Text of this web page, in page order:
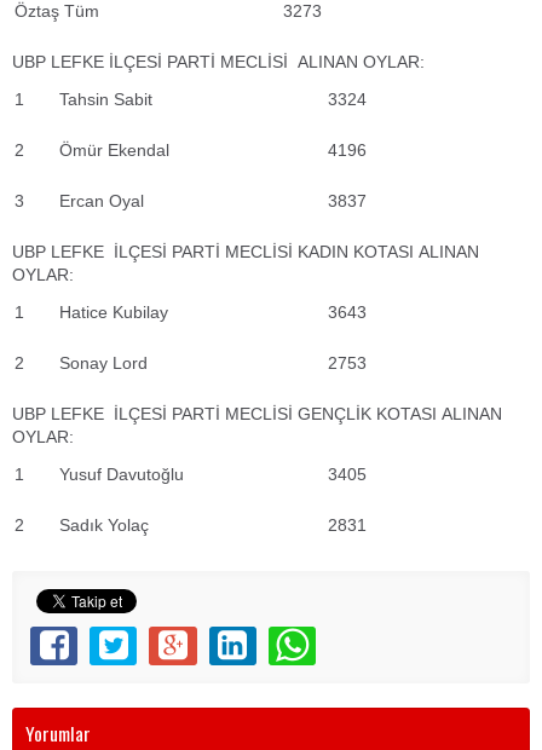
Öztaş Tüm 3273
UBP LEFKE İLÇESİ PARTİ MECLİSİ ALINAN OYLAR:
1
Tahsin Sabit 3324
2 Ömür Ekendal 4196
3 Ercan Oyal 3837
UBP LEFKE İLÇESİ PARTİ MECLİSİ KADIN KOTASI ALINAN
OYLAR:
1
Hatice Kubilay 3643
2 Sonay Lord 2753
UBP LEFKE İLÇESİ PARTİ MECLİSİ GENÇLİK KOTASI ALINAN
OYLAR:
1
Yusuf Davutoğlu 3405
2 Sadık Yolaç 2831
Yorumlar